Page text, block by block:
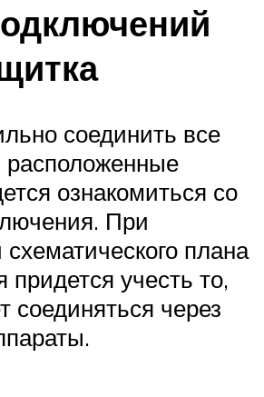
соединить все
расположенные
ознакомиться со
При
плана
придется учесть то,
соединяться через